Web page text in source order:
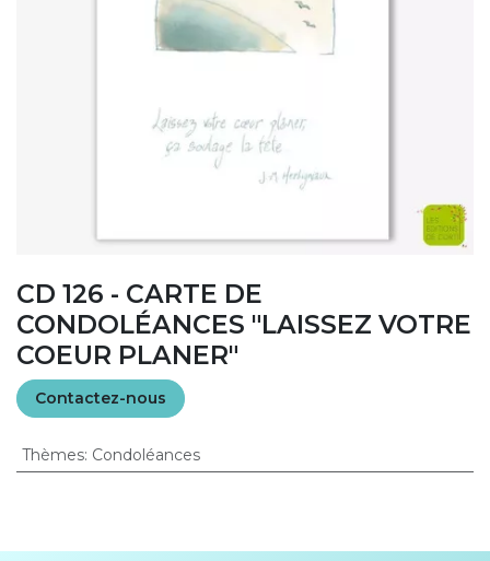
CD 126 - CARTE DE
CONDOLÉANCES "LAISSEZ VOTRE
COEUR PLANER"
Contactez-nous
Thèmes: Condoléances